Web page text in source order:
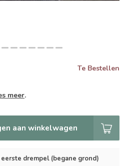
Te Bestellen
meer.
aan winkelwagen
drempel (begane grond)